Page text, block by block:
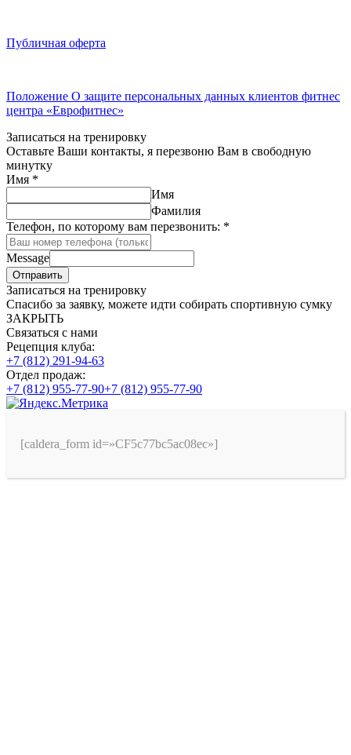
Публичная оферта
Положение О защите персональных данных клиентов фитнес
центра «Еврофитнес»
Записаться на тренировку
Оставьте Ваши контакты, я перезвоню Вам в свободную
минутку
Имя *
Имя
Фамилия
Телефон, по которому вам перезвонить: *
Message
Отправить
Записаться на тренировку
Спасибо за заявку, можете идти собирать спортивную сумку
ЗАКРЫТЬ
Связаться с нами
Рецепция клуба:
+7 (812) 291-94-63
Отдел продаж:
+7 (812) 955-77-90+7 (812) 955-77-90
[caldera_form id=»CF5c77bc5ac08ec»]